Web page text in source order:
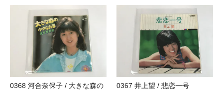
0368 河合奈保子 / 大きな森の
0367 井上望 / 悲恋一号